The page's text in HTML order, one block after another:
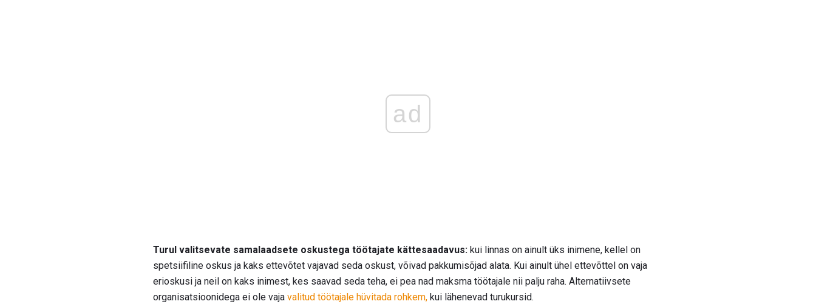
ad
Turul valitsevate samalaadsete oskustega töötajate kättesaadavus: kui linnas on ainult üks inimene, kellel on
spetsiifiline oskus ja kaks ettevõtet vajavad seda oskust, võivad pakkumisõjad alata. Kui ainult ühel ettevõttel on vaja
erioskusi ja neil on kaks inimest, kes saavad seda teha, ei pea nad maksma töötajale nii palju raha. Alternatiivsete
organisatsioonidega ei ole vaja valitud töötajale hüvitada rohkem, kui lähenevad turukursid.